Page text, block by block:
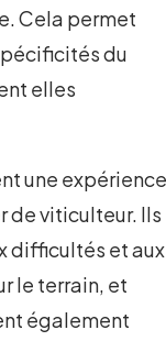
Cela permet
du
elles
une
de viticulteur. Ils
difficultés et aux
le terrain, et
également